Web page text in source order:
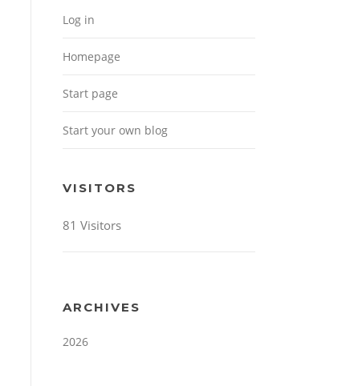
Log in
Homepage
Start page
Start your own blog
VISITORS
81 Visitors
ARCHIVES
2026